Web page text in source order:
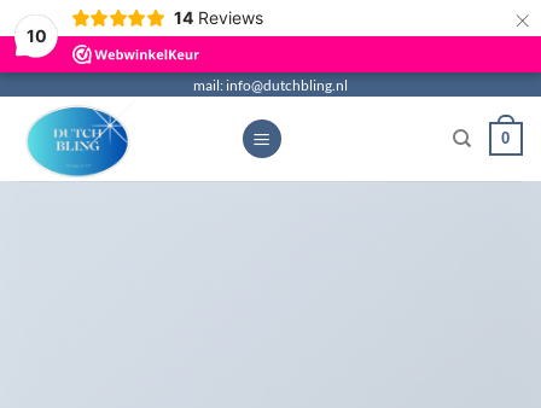
10
14 Reviews ×
naar
inhoud
mail: info@dutchbling.nl
0